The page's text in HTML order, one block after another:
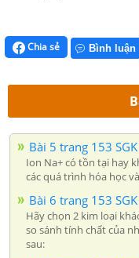
Chia sẻ Bình luận
Bài 5 trang 153
Ion Na+ có tồn tại hay
các quá trình hóa học
Bài 6 trang 153
Hãy chọn 2 kim loại
so sánh tính chất của
sau: